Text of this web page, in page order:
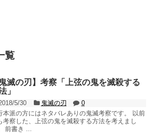
覧
鬼滅の刃】考察「上弦の鬼を滅殺する
」
5/30 鬼滅の刃
0
本派の方にはネタバレありの鬼滅考察です。 以前
考察した、上弦の鬼を滅殺する方法を考えまし
前書き ...